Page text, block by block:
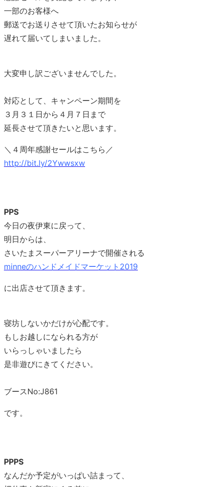
一部のお客様へ
郵送でお送りさせて頂いたお知らせが
遅れて届いてしまいました。
大変申し訳ございませんでした。
対応として、キャンペーン期間を
３月３１日から４月７日まで
延長させて頂きたいと思います。
＼４周年感謝セールはこちら／
http://bit.ly/2Ywwsxw
PPS
今日の夜伊東に戻って、
明日からは、
さいたまスーパーアリーナで開催される
minneのハンドメイドマーケット2019
に出店させて頂きます。
寝坊しないかだけが心配です。
もしお越しになられる方が
いらっしゃいましたら
是非遊びにきてください。
ブースNo:J861
です。
PPPS
なんだか予定がいっぱい詰まって、